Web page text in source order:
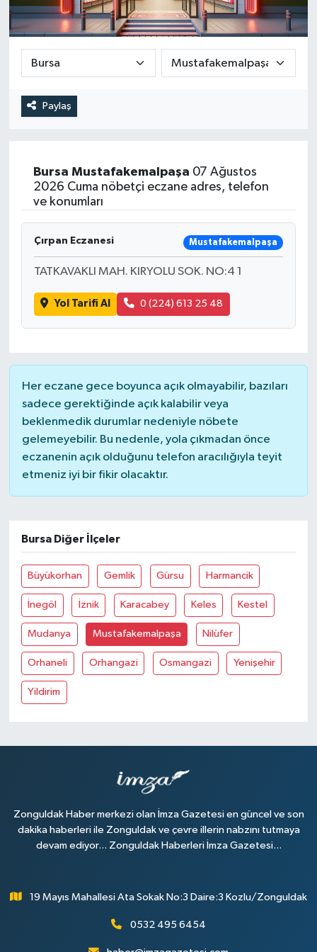
Paylaş
Bursa Mustafakemalpaşa 07 Ağustos
2026 Cuma nöbetçi eczane adres, telefon
ve konumları
Çırpan Eczanesi Mustafakemalpaşa
TATKAVAKLI MAH. KIRYOLU SOK. NO:4 1
Yol Tarifi Al 0 (224) 613 25 48
Her eczane gece boyunca açık olmayabilir, bazıları
sadece gerektiğinde açık kalabilir veya
beklenmedik durumlar nedeniyle nöbete
gelemeyebilir. Bu nedenle, yola çıkmadan önce
eczanenin açık olduğunu telefon aracılığıyla teyit
etmeniz iyi bir fikir olacaktır.
Bursa Diğer İlçeler
Büyükorhan Gemlik Gürsu Harmancik
İnegöl İznik Karacabey Keles Kestel
Mudanya Mustafakemalpaşa Nilüfer
Orhaneli Orhangazi Osmangazi Yenişehir
Yildirim
Zonguldak Haber merkezi olan İmza Gazetesi en güncel ve son
dakika haberleri ile Zonguldak ve çevre illerin nabzını tutmaya
devam ediyor... Zonguldak Haberleri İmza Gazetesi...
19 Mayıs Mahallesi Ata Sokak No:3 Daire:3 Kozlu/Zonguldak
0532 495 6454
DEVREK
DÜZCE
EREĞLİ
KARABÜK
KASTAMONU